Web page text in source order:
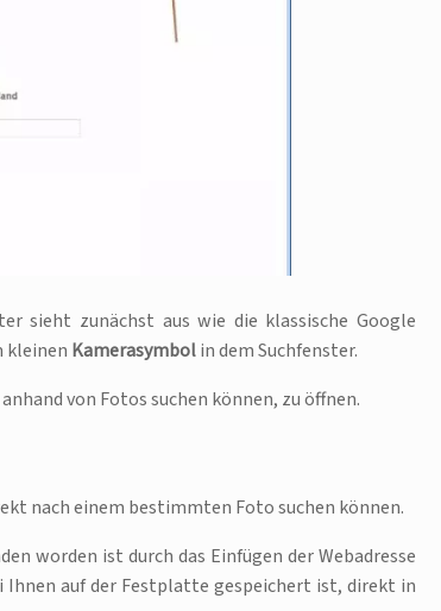
sieht zunächst aus wie die klassische Google
kleinen Kamerasymbolin dem Suchfenster.
von Fotos suchen können, zu öffnen.
nach einem bestimmten Foto suchen können.
worden ist durch das Einfügen der Webadresse
Ihnen auf der Festplatte gespeichert ist, direkt in